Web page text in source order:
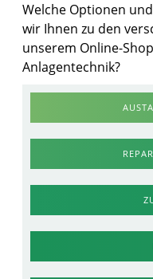
Welche Optionen
wir Ihnen zu den
unserem Online-
Anlagentechnik?